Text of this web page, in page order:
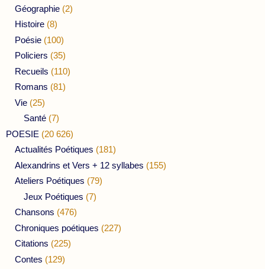
Géographie (2)
Histoire (8)
Poésie (100)
Policiers (35)
Recueils (110)
Romans (81)
Vie (25)
Santé (7)
POESIE (20 626)
Actualités Poétiques (181)
Alexandrins et Vers + 12 syllabes (155)
Ateliers Poétiques (79)
Jeux Poétiques (7)
Chansons (476)
Chroniques poétiques (227)
Citations (225)
Contes (129)